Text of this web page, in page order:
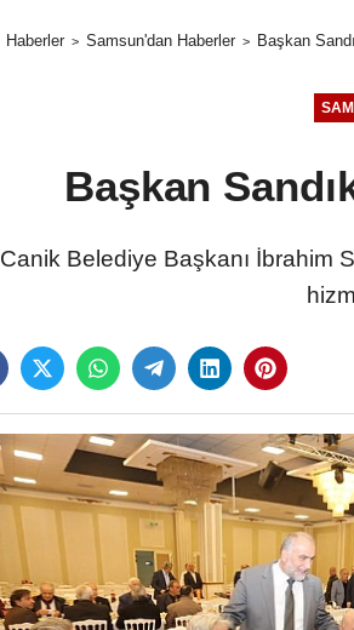
Haberler Samsun'dan Haberler Başkan
Başkan
Canik Belediye Başkanı İbrahim